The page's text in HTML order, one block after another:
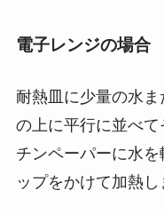
電子レンジの場合
耐熱皿に少量の水
の上に平行に並べ
チンペーパーに水
ップをかけて加熱し